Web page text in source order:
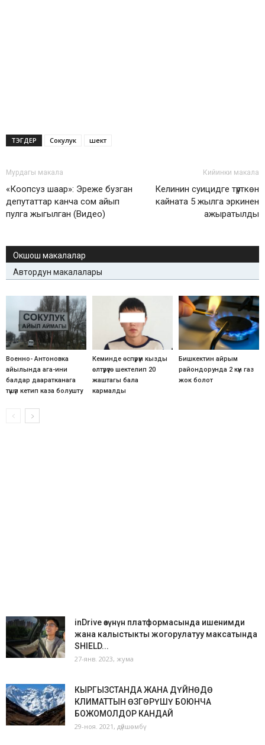
ТЭГДЕР Сокулук шектүү
Мурдагы макала
«Коопсуз шаар»: Эреже бузган
депутаттар канча сом айып
пулга жыгылган (Видео)
Кийинки макала
Келинин суицидге түрткөн
кайната 5 жылга эркинен
ажыратылды
Окшош макалалар
Автордун макалалары
Военно- Антоновка
айылында ага-ини
балдар дааратканага
түшүп кетип каза болушту
Кеминде өспүрүм кызды
өлтүрүүгө шектелип 20
жаштагы бала
кармалды
Бишкектин айрым
райондорунда 2 күн газ
жок болот
inDrive өзүнүн платформасында ишенимди
жана калыстыкты жогорулатуу максатында
SHIELD...
27-янв. 2023, жума
КЫРГЫЗСТАНДА ЖАНА ДҮЙНӨДӨ
КЛИМАТТЫН ӨЗГӨРҮШҮ БОЮНЧА
БОЖОМОЛДОР КАНДАЙ
29-ноя. 2021, дүйшөмбү